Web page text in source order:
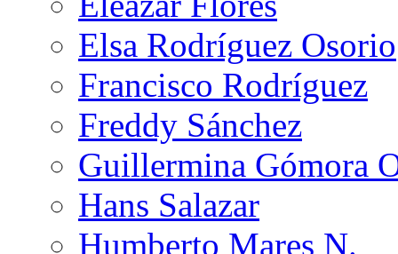
Elsa Rodríguez Osorio
Francisco Rodríguez
Freddy Sánchez
Guillermina Gómora
Hans Salazar
Humberto Mares N.